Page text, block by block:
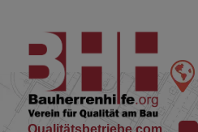
Qualitätsbetriebe.com